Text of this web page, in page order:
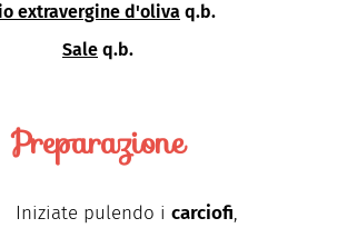
extravergine d'oliva q.b.
Sale q.b.
Preparazione
Iniziate pulendo i carciofi,